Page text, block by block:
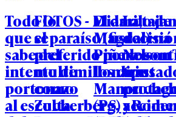
Todo lo
que se
sabe del
intento de
portonazo
al escolta
FOTOS - Miami,
el paraíso (fiscal)
preferido por los
multimillonarios
como
Zuckerberg,
El dardo de
Magdalena
Piñera
los
(PS) y
La
Nelson
tras